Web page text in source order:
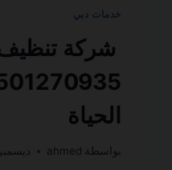
خدمات دبي
شركة
الحياة
بواسطة ahmed ديسمبر 21, 2025